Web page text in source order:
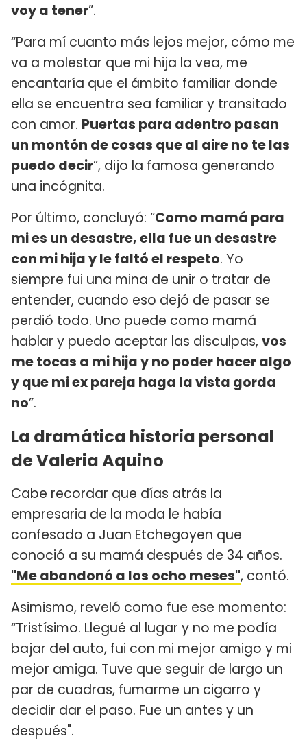
voy a tener”.
“Para mí cuanto más lejos mejor, cómo me
va a molestar que mi hija la vea, me
encantaría que el ámbito familiar donde
ella se encuentra sea familiar y transitado
con amor. Puertas para adentro pasan
un montón de cosas que al aire no te las
puedo decir”, dijo la famosa generando
una incógnita.
Por último, concluyó: “Como mamá para
mi es un desastre, ella fue un desastre
con mi hija y le faltó el respeto. Yo
siempre fui una mina de unir o tratar de
entender, cuando eso dejó de pasar se
perdió todo. Uno puede como mamá
hablar y puedo aceptar las disculpas, vos
me tocas a mi hija y no poder hacer algo
y que mi ex pareja haga la vista gorda
no”.
La dramática historia personal
de Valeria Aquino
Cabe recordar que días atrás la
empresaria de la moda le había
confesado a Juan Etchegoyen que
conoció a su mamá después de 34 años.
"Me abandonó a los ocho meses", contó.
Asimismo, reveló como fue ese momento:
“Tristísimo. Llegué al lugar y no me podía
bajar del auto, fui con mi mejor amigo y mi
mejor amiga. Tuve que seguir de largo un
par de cuadras, fumarme un cigarro y
decidir dar el paso. Fue un antes y un
después".